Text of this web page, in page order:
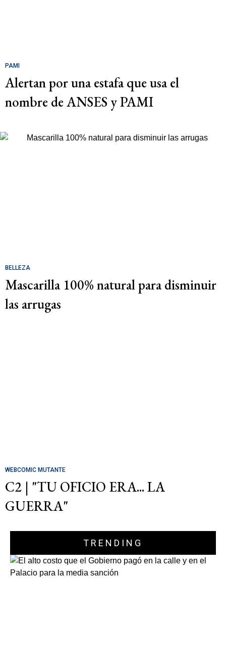
PAMI
Alertan por una estafa que usa el
nombre de ANSES y PAMI
BELLEZA
Mascarilla 100% natural para disminuir
las arrugas
WEBCOMIC MUTANTE
C2 | "TU OFICIO ERA... LA
GUERRA"
TRENDING